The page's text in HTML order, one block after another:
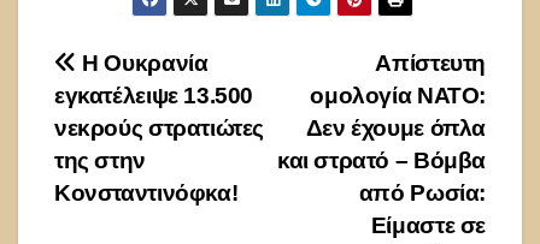
Πλοήγηση
άρθρων
Απίστευτη
ομολογία ΝΑΤΟ:
Δεν έχουμε όπλα
και στρατό – Βόμβα
από Ρωσία:
Είμαστε σε
Η Ουκρανία
εγκατέλειψε 13.500
νεκρούς στρατιώτες
της στην
Κονσταντινόφκα!